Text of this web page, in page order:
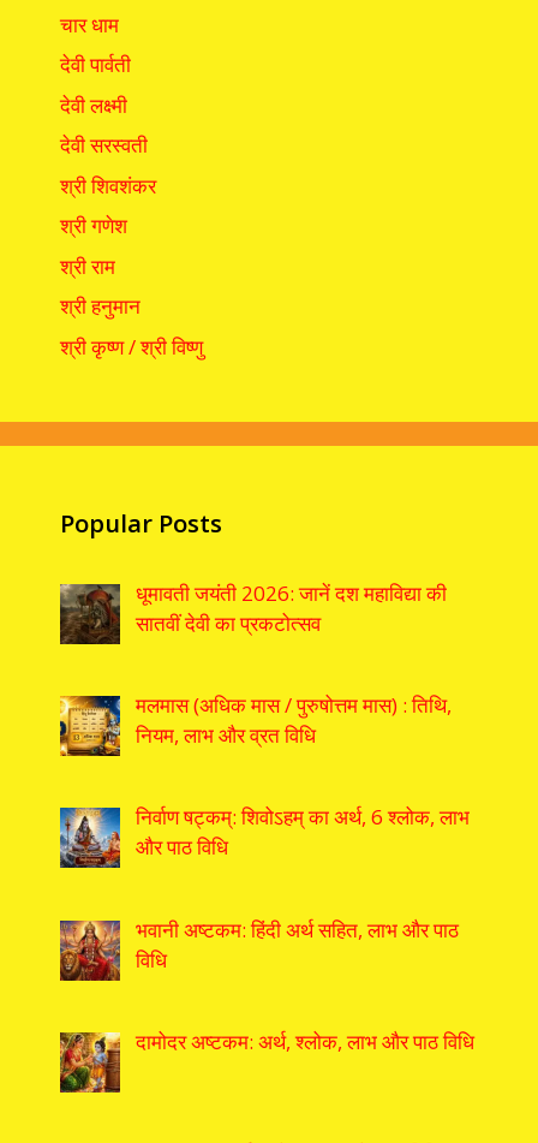
चार धाम
देवी पार्वती
देवी लक्ष्मी
देवी सरस्वती
श्री शिवशंकर
श्री गणेश
श्री राम
श्री हनुमान
श्री कृष्ण / श्री विष्णु
Popular Posts
धूमावती जयंती 2026: जानें दश महाविद्या की
सातवीं देवी का प्रकटोत्सव
मलमास (अधिक मास / पुरुषोत्तम मास) : तिथि,
नियम, लाभ और व्रत विधि
निर्वाण षट्कम्: शिवोऽहम् का अर्थ, 6 श्लोक, लाभ
और पाठ विधि
भवानी अष्टकम: हिंदी अर्थ सहित, लाभ और पाठ
विधि
दामोदर अष्टकम: अर्थ, श्लोक, लाभ और पाठ विधि